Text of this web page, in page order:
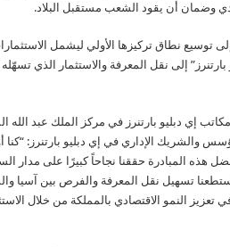
وضمان أن يقود الشعب مستقبل البلاد.
إلى توسيع نطاق تركيزها الأولي ليشمل
إلى نقل المعرفة والاستثمار الذي
إي دبليو بارتنرز في مركز الملك عبد الله
والشريك الإداري في إي دبليو بارتنرز:
هذه المبادرة حققنا نجاحاً كبيرًا على مدار
تسهيل نقل المعرفة والفرص بين آسيا
النمو الاقتصادي بالمملكة من خلال